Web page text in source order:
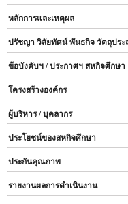
หลักการและเหตุผล
ปรัชญา วิสัยทัศน์ พันธกิจ วัตถุประ
ข้อบังคับฯ / ประกาศฯ สหกิจศึกษา
โครงสร้างองค์กร
ผู้บริหาร / บุคลากร
ประโยชน์ของสหกิจศึกษา
ประกันคุณภาพ
รายงานผลการดำเนินงาน